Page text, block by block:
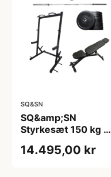
SQ&SN
SQ&amp;SN
Styrkesæt 150 kg m.
Rack
14.495,00 kr